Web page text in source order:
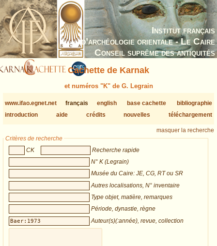
Institut français
d’archéologie orientale - Le Caire
Conseil suprême des antiquités
Cachette de Karnak
et numéros "K" de G. Legrain
www.ifao.egnet.net français english base cachette
bibliographie
introduction
aide crédits nouvelles téléchargement
masquer la recherche
Critères de recherche
CK
Recherche rapide
N° K (Legrain)
Musée du Caire: JE, CG, RT ou SR
Autres localisations, N° inventaire
Type objet, matière, remarques
Période, dynastie, règne
Auteur(s)(:année), revue, collection